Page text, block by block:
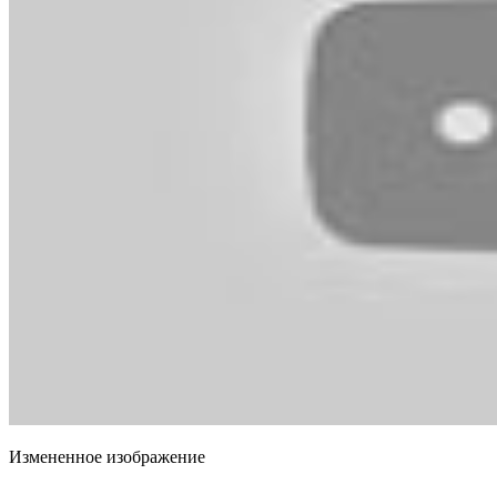
Измененное изображение